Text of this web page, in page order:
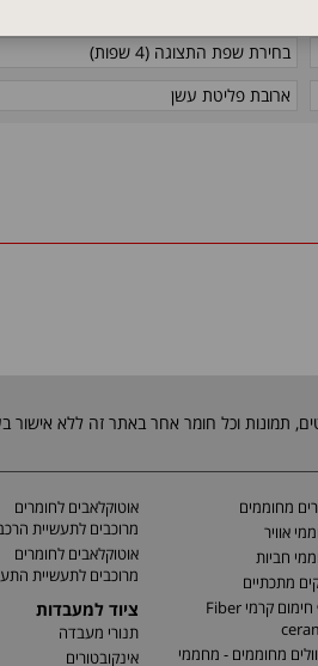
בחירת שפת התצוגה (4 שפות)
ארובת פליטת עשן
מחוממים
אוויר
חביות
מתכתיים
גוף חימום קרמי Fiber
מחוממים - מחממי
אוטוקלאבים לחומרים
מרוכבים לתעשיית
אוטוקלאבים לחומרים
מרוכבים לתעשיית
ציוד למעבדות
תנורי מעבדה
אינקובטורים